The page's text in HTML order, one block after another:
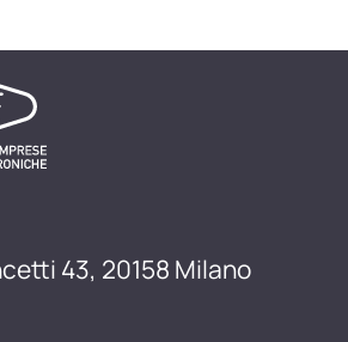
43, 20158 Milano